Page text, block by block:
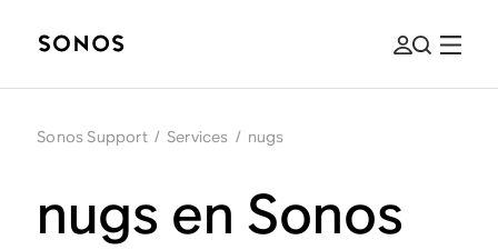
Sonos Support / Services / nugs
nugs en Sonos